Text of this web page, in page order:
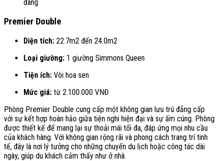
đãng
Premier Double
Diện tích: 22.7m2 đến 24.0m2
Loại giường: 1 giường Simmons Queen
Tiện ích: Vòi hoa sen
Mức giá: từ 2.100.000 VNĐ
Phòng Premier Double cung cấp một không gian lưu trú đẳng cấp
với sự kết hợp hoàn hảo giữa tiện nghi hiện đại và sự ấm cúng. Phòng
được thiết kế để mang lại sự thoải mái tối đa, đáp ứng mọi nhu cầu
của khách hàng. Với không gian rộng rãi và phong cách trang trí tinh
tế, đây là nơi lý tưởng cho những chuyến du lịch hoặc công tác dài
ngày, giúp du khách cảm thấy như ở nhà.